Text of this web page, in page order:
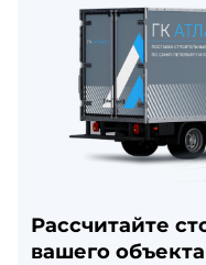
Рассчитайте
вашего объекта